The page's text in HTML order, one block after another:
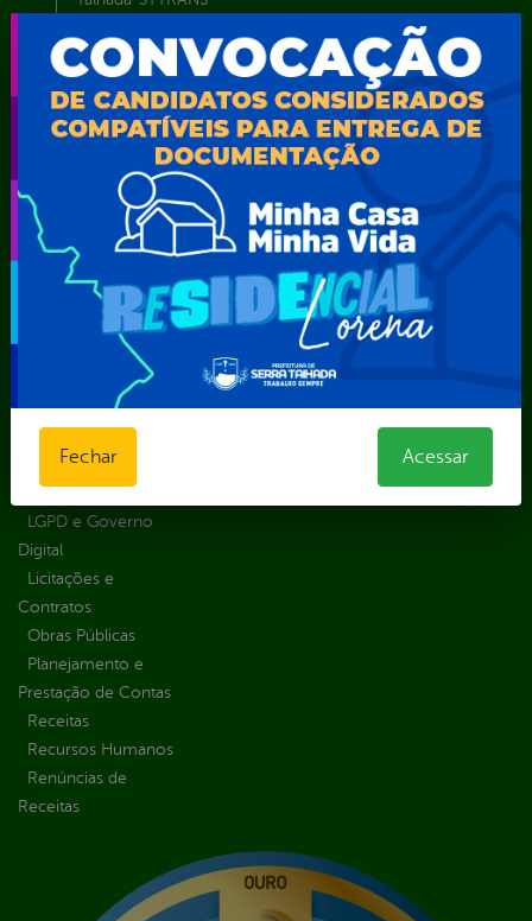
Portal da
Transparência
Atos normativos
Central de Dúvidas
Convênios e
Transferências
parlamentares
Estrutura
Organizacional
LGPD e Governo
Digital
Licitações e
Contratos
Obras Públicas
Planejamento e
Prestação de Contas
Receitas
Recursos Humanos
Renúncias de
Receitas
E-sic
Como
solicitar
Solicitação
Decretos
Formulários
Prazos e
autoridades
Sic Físico
Solicitar
Outros
Serviços
E-sic
Ferramenta de
Autenticidade
Ouvidoria
Portal Aldir
Transparência
Escolar
Fechar Acessar